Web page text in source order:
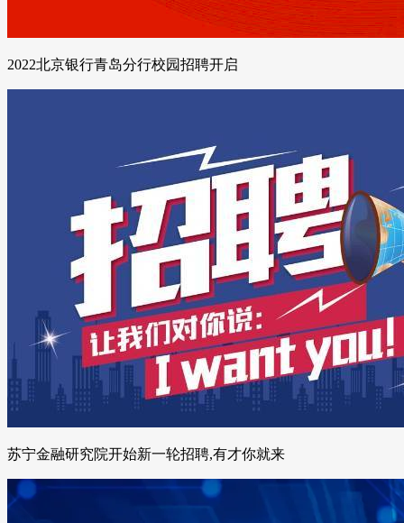
2022北京银行青岛分行校园招聘开启
苏宁金融研究院开始新一轮招聘,有才你就来